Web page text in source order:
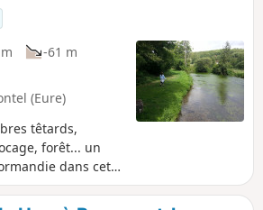
-61 m
(Eure)
têtards,
forêt... un
dans cette
offre de belles
verdoyants,